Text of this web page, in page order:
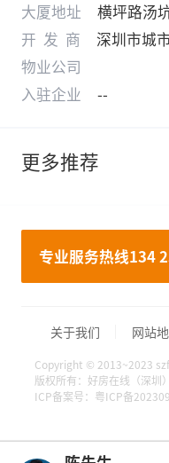
大厦地址
横坪路汤
开发商
深圳市城
物业公司
入驻企业
--
更多推荐
专业服务热线134
关于我们 网站
Copyright © 2013~2023
版权所有：好房在线（深圳
ICP备案号：粤ICP备